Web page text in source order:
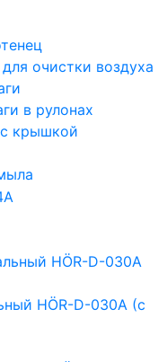
очистки воздуха
в рулонах
крышкой
HÖR-D-030A (с